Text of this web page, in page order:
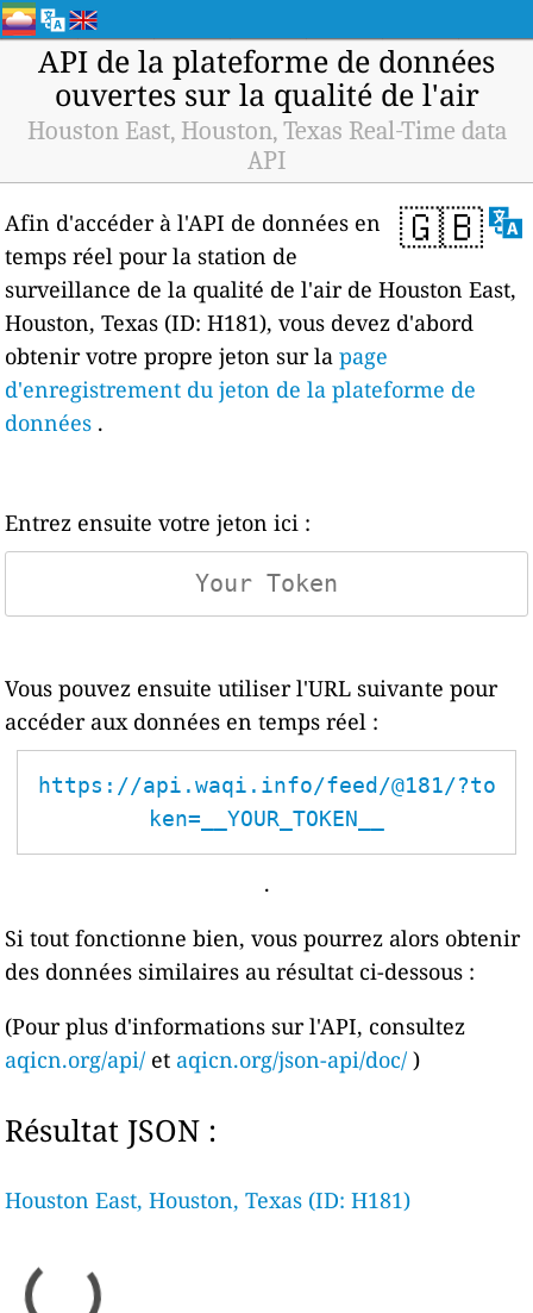
API de la plateforme de données
ouvertes sur la qualité de l'air
Houston East, Houston, Texas Real-Time data
API
🇬🇧
Afin d'accéder à l'API de données en
temps réel pour la station de
surveillance de la qualité de l'air de Houston East,
Houston, Texas (ID: H181), vous devez d'abord
obtenir votre propre jeton sur lapage
d'enregistrement du jeton de la plateforme de
données .
Entrez ensuite votre jeton ici :
Vous pouvez ensuite utiliser l'URL suivante pour
accéder aux données en temps réel :
https://api.waqi.info/feed/@181/?to
ken=__YOUR_TOKEN__
.
Si tout fonctionne bien, vous pourrez alors obtenir
des données similaires au résultat ci-dessous :
(Pour plus d'informations sur l'API, consultez
aqicn.org/api/ et aqicn.org/json-api/doc/ )
Résultat JSON :
Houston East, Houston, Texas (ID: H181)